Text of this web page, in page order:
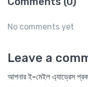
No comments yet
Leave a
আপনার ই-মেইল এ্যাড্রেস